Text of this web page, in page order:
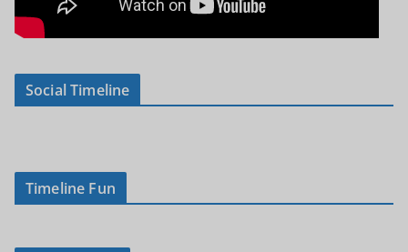
Social Timeline
Timeline Fun